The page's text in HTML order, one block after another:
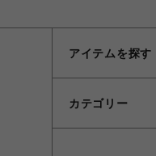
アイテムを探す
カテゴリー